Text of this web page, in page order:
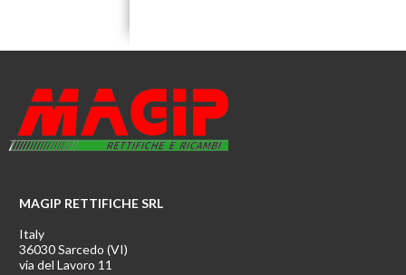
MAGIP RETTIFICHE SRL
Italy
36030 Sarcedo (VI)
via del Lavoro 11